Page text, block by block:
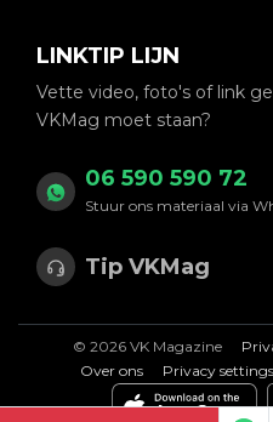
LINKTIP LIJN
Vette video, foto's of link
VKMag moet staan?
06 590 590 72
Stuur ons materiaal via
Tip VKMag
© 2026 VK Magazine
Over ons
Privacy settings